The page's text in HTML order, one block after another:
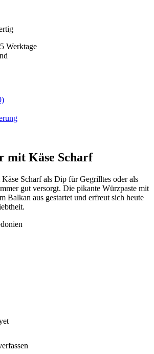
Werktage
mit Käse Scharf
Scharf als Dip für Gegrilltes oder als
gut versorgt. Die pikante Würzpaste mit
Balkan aus gestartet und erfreut sich heute